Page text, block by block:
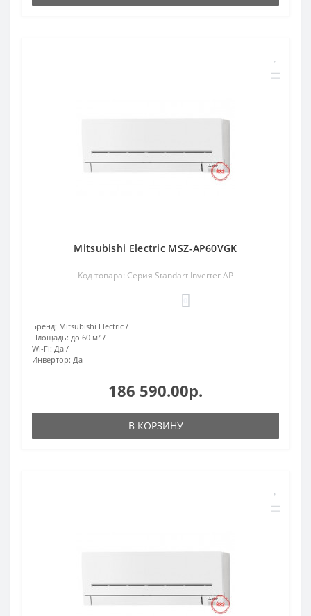
Mitsubishi Electric MSZ-AP60VGK
Код товара: Серия Standart Inverter AP
Бренд: Mitsubishi Electric
Площадь: до 60 м²
Wi-Fi: Да
Инвертор: Да
186 590.00р.
В КОРЗИНУ